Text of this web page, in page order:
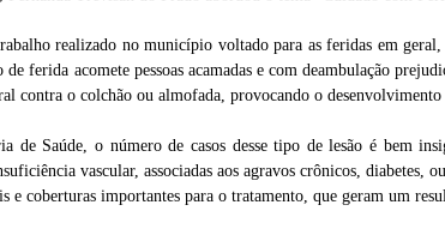
realizado no município voltado para as feridas em
ferida acomete pessoas acamadas e com deambulação
contra o colchão ou almofada, provocando o
de Saúde, o número de casos desse tipo de lesão é bem
vascular, associadas aos agravos crônicos, diabetes,
coberturas importantes para o tratamento, que geram um